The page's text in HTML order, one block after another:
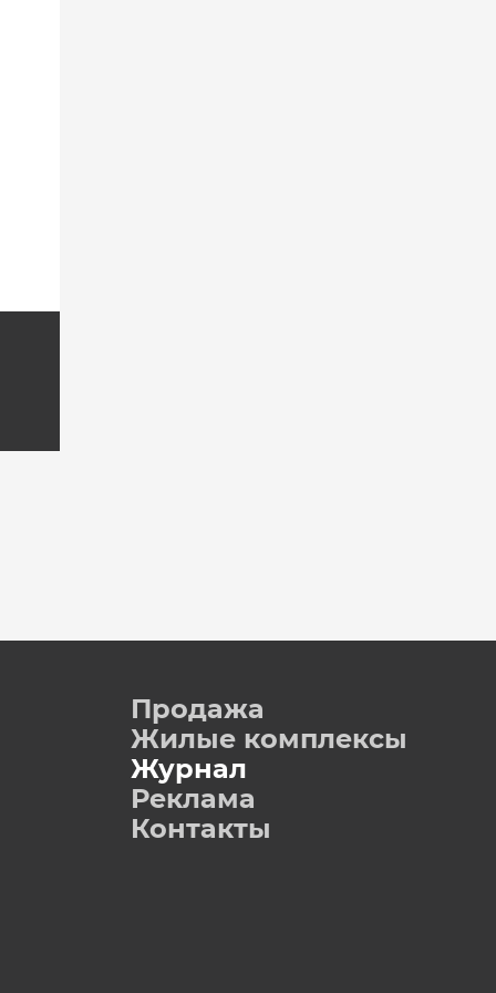
Продажа
Жилые комплексы
Журнал
Реклама
Контакты